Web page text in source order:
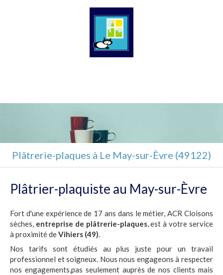
Plâtrerie-plaques à Le May-sur-Èvre (49122)
Plâtrier-plaquiste au May-sur-Èvre
Fort d'une expérience de 17 ans dans le métier, ACR Cloisons
sèches, entreprise de plâtrerie-plaques, est à votre service
à proximité deVihiers (49).
Nos tarifs sont étudiés au plus juste pour un travail
professionnel et soigneux. Nous nous engageons à respecter
nos engagements,pas seulement auprès de nos clients mais